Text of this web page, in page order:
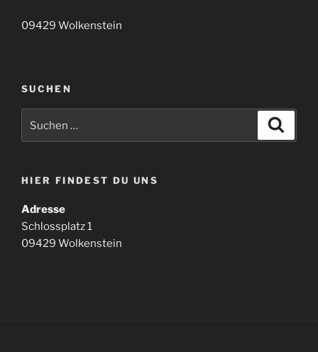
09429 Wolkenstein
SUCHEN
nach:
HIER FINDEST DU UNS
Adresse
Schlossplatz 1
09429 Wolkenstein